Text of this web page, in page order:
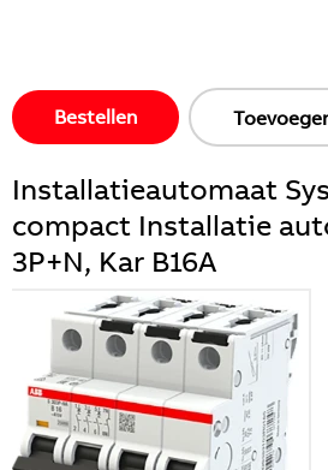
Bestellen
Installatieautomaat
compact Installatie
3P+N, Kar B16A